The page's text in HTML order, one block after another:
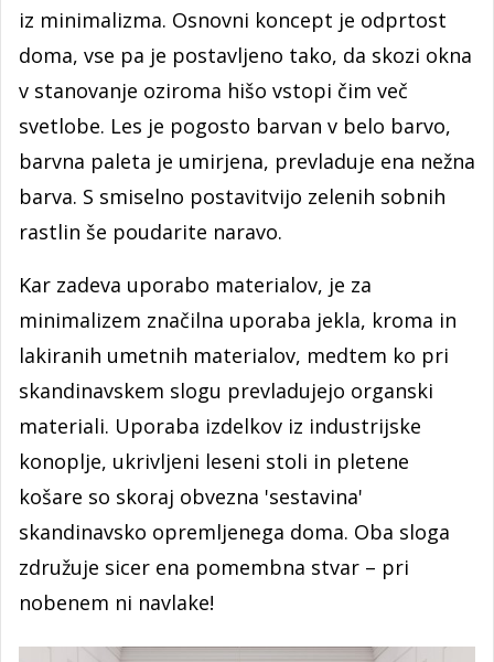
iz minimalizma. Osnovni koncept je odprtost
doma, vse pa je postavljeno tako, da skozi okna
v stanovanje oziroma hišo vstopi čim več
svetlobe. Les je pogosto barvan v belo barvo,
barvna paleta je umirjena, prevladuje ena nežna
barva. S smiselno postavitvijo zelenih sobnih
rastlin še poudarite naravo.
Kar zadeva uporabo materialov, je za
minimalizem značilna uporaba jekla, kroma in
lakiranih umetnih materialov, medtem ko pri
skandinavskem slogu prevladujejo organski
materiali. Uporaba izdelkov iz industrijske
konoplje, ukrivljeni leseni stoli in pletene
košare so skoraj obvezna 'sestavina'
skandinavsko opremljenega doma. Oba sloga
združuje sicer ena pomembna stvar – pri
nobenem ni navlake!